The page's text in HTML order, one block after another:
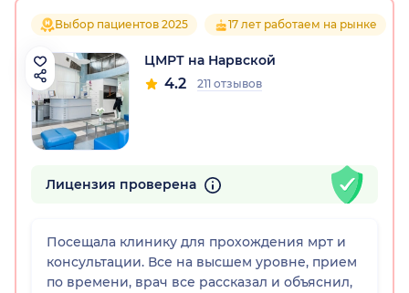
Выбор пациентов 2025 17 лет работаем на рынке
ЦМРТ на Нарвской
4.2 211 отзывов
Лицензия проверена
Посещала клинику для прохождения мрт и
консультации. Все на высшем уровне, прием
по времени, врач все рассказал и объяснил,